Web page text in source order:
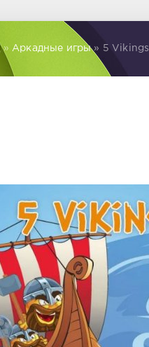
» Аркадные игры» 5 Vikings